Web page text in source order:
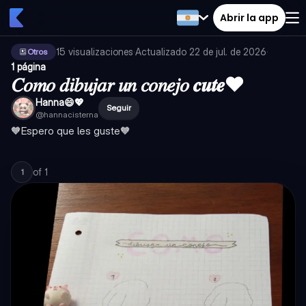
Abrir la app
Otros 15 visualizaciones·Actualizado 22 de jul. de 2026·
1 página
𝐶𝑜𝑚𝑜 𝑑𝑖𝑏𝑢𝑗𝑎𝑟 𝑢𝑛 𝑐𝑜𝑛𝑒𝑗𝑜 𝒄𝒖𝒕𝒆❤️
Hanna😄💖
@hannacisterna
Seguir
🧡Espero que les guste🧡
1 of 1